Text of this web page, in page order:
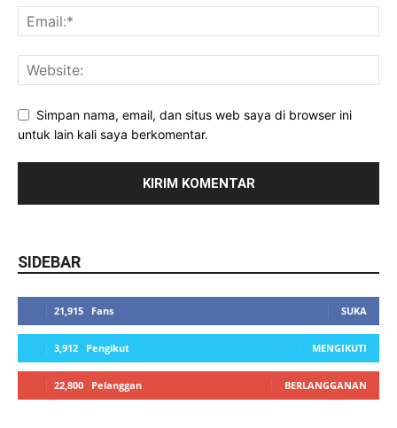
Simpan nama, email, dan situs web saya di browser ini
untuk lain kali saya berkomentar.
SIDEBAR
21,915 Fans SUKA
3,912 Pengikut MENGIKUTI
22,800 Pelanggan BERLANGGANAN